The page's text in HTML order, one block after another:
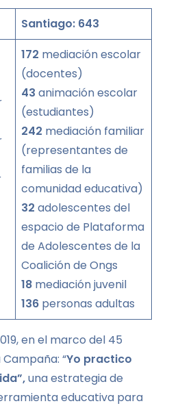
Santiago: 643
172 mediación escolar
(docentes)
43 animación escolar
(estudiantes)
242 mediación familiar
(representantes de
familias de la
comunidad educativa)
32 adolescentes del
espacio de Plataforma
de Adolescentes de la
Coalición de Ongs
18 mediación juvenil
136 personas adultas
en el marco del 45
“Yo practico
una estrategia de
educativa para